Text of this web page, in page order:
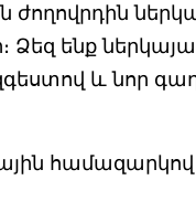
Ձեզ ենք
և նոր